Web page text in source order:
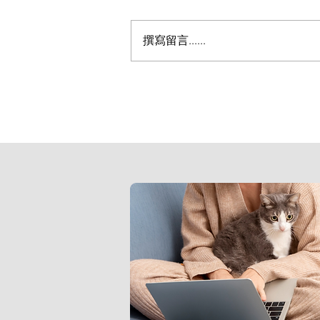
如何收編新成貓
撰寫留言......